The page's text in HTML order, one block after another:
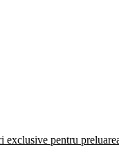
nationala prin